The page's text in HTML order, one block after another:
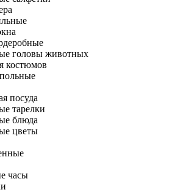
головы животных
костюмов
посуда
тарелки
блюда
цветы
часы